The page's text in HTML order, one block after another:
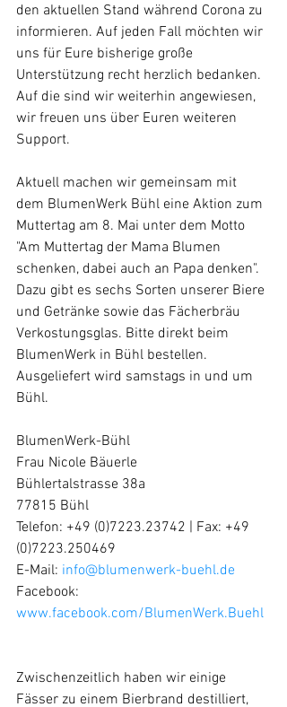
den aktuellen Stand während Corona zu
informieren. Auf jeden Fall möchten wir
uns für Eure bisherige große
Unterstützung recht herzlich bedanken.
Auf die sind wir weiterhin angewiesen,
wir freuen uns über Euren weiteren
Support.
Aktuell machen wir gemeinsam mit
dem BlumenWerk Bühl eine Aktion zum
Muttertag am 8. Mai unter dem Motto
"Am Muttertag der Mama Blumen
schenken, dabei auch an Papa denken".
Dazu gibt es sechs Sorten unserer Biere
und Getränke sowie das Fächerbräu
Verkostungsglas. Bitte direkt beim
BlumenWerk in Bühl bestellen.
Ausgeliefert wird samstags in und um
Bühl.
BlumenWerk-Bühl
Frau Nicole Bäuerle
Bühlertalstrasse 38a
77815 Bühl
Telefon: +49 (0)7223.23742 | Fax: +49
(0)7223.250469
E-Mail: info@blumenwerk-buehl.de
Facebook:
www.facebook.com/BlumenWerk.Buehl
Zwischenzeitlich haben wir einige
Fässer zu einem Bierbrand destilliert,